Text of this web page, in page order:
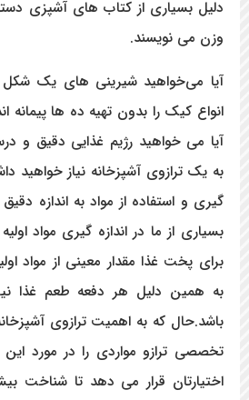
دلیل بسیاری از کتاب های آشپزی
وزن می نویسند.
آیا می‌خواهید شیرینی های یک شکل
انواع کیک را بدون تهیه ده ها پیمانه
آیا می خواهید رژیم غذایی دقیق و
به یک ترازوی آشپزخانه نیاز خواهید
گیری و استفاده از مواد به اندازه
بسیاری از ما در اندازه گیری مواد
برای پخت غذا مقدار معینی از مواد
به همین دلیل هر دفعه طعم غذا
باشد.حال که به اهمیت ترازوی
تخصصی ترازو مواردی را در مورد
اختیارتان قرار می دهد تا شناخت